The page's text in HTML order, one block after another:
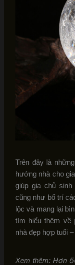
Trên đây là
hướng nhà cho
giúp gia chủ
cũng như bố trí
lộc và mang lại
tìm hiểu thêm về
nhà đẹp hợp tuổi
Xem thêm: Hơn